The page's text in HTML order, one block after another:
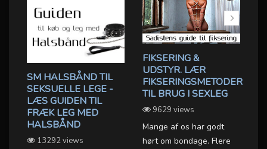
SM HALSBÅND TIL
SEKSUELLE LEGE -
LÆS GUIDEN TIL
FRÆK LEG MED
HALSBÅND
13292 views
FIKSERING &
UDSTYR. LÆR
FIKSERINGSMETODER
TIL BRUG I SEXLEG
9629 views
Mange af os har godt
hørt om bondage. Flere